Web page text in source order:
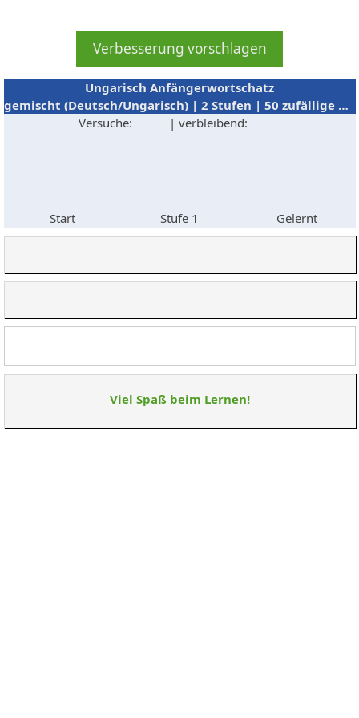
Ungarisch Anfängerwortschatz
gemischt (Deutsch/Ungarisch) | 2 Stufen | 50 zufällige Abfragen
Versuche:
| verbleibend:
Start Stufe 1 Gelernt
Viel Spaß beim Lernen!